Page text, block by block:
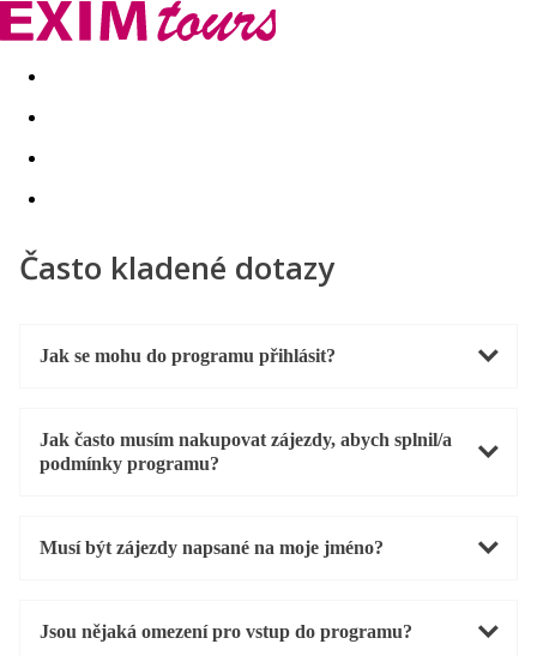
Akční nabídky Last minute
Často kladené dotazy
Jak se mohu do programu přihlásit?
Jak často musím nakupovat zájezdy, abych splnil/a
podmínky programu?
Musí být zájezdy napsané na moje jméno?
Jsou nějaká omezení pro vstup do programu?